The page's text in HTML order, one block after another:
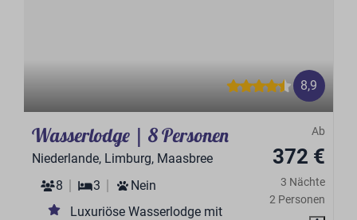
8,9
Ab
372 €
3 Nächte
2 Personen
Wasserlodge | 8 Personen
Niederlande, Limburg, Maasbree
8
3
Nein
Luxuriöse Wasserlodge mit